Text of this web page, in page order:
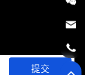
提交